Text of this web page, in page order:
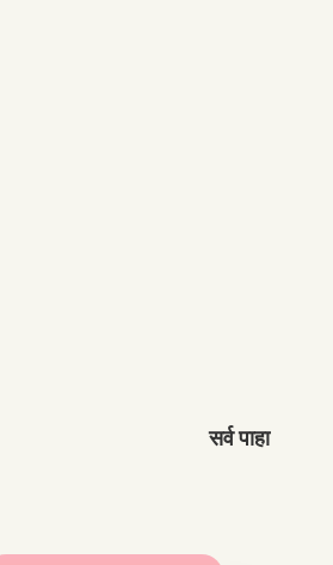
सर्व पाहा